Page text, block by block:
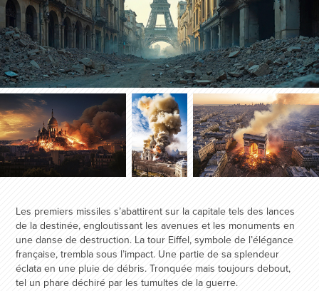
Les premiers missiles s’abattirent sur la capitale tels des lances
de la destinée, engloutissant les avenues et les monuments en
une danse de destruction. La tour Eiffel, symbole de l’élégance
française, trembla sous l’impact. Une partie de sa splendeur
éclata en une pluie de débris. Tronquée mais toujours debout,
tel un phare déchiré par les tumultes de la guerre.